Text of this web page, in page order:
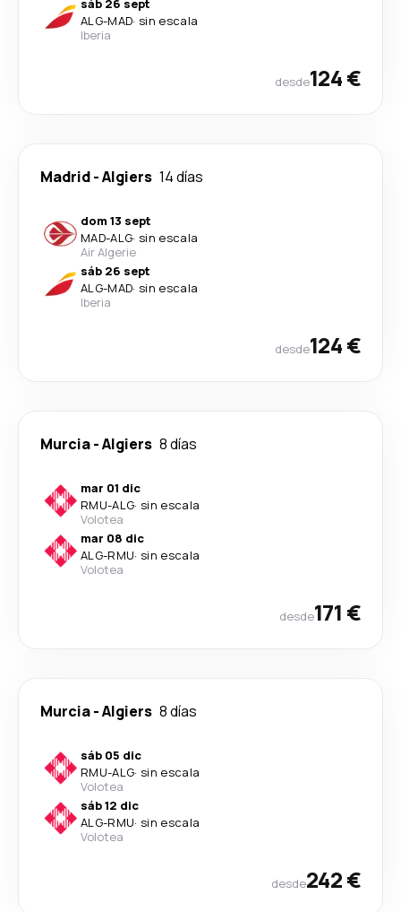
sáb 26 sept
ALG-MAD· sin escala
Iberia
desde124 €
Madrid-Algiers 14 días
dom 13 sept
MAD-ALG· sin escala
Air Algerie
sáb 26 sept
ALG-MAD· sin escala
Iberia
desde124 €
Murcia-Algiers 8 días
mar 01 dic
RMU-ALG· sin escala
Volotea
mar 08 dic
ALG-RMU· sin escala
Volotea
desde171 €
Murcia-Algiers 8 días
sáb 05 dic
RMU-ALG· sin escala
Volotea
sáb 12 dic
ALG-RMU· sin escala
Volotea
desde242 €